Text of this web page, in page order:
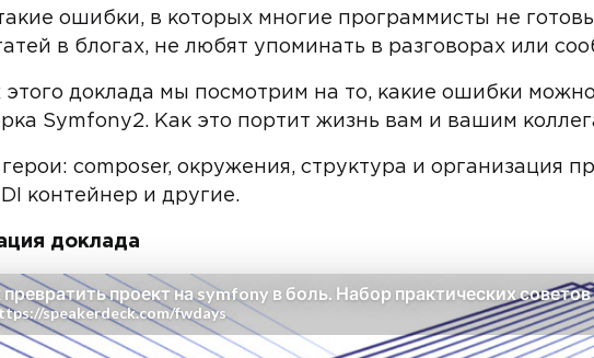
ошибки, в которых многие программисты не
в блогах, не любят упоминать в разговорах или
этого доклада мы посмотрим на то, какие ошибки
Symfony2. Как это портит жизнь вам и вашим
герои: composer, окружения, структура и организация
контейнер и другие.
доклада